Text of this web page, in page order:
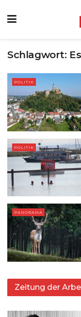
Schlagwort:
POLITIK
POLITIK
PANORAMA
Zeitung der